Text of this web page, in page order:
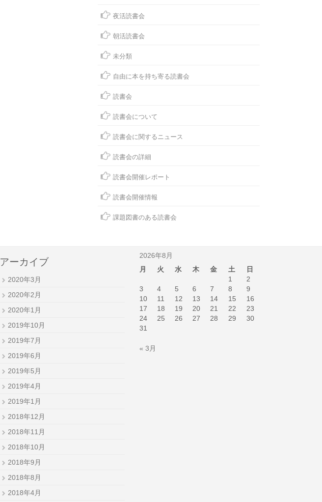
夜活読書会
朝活読書会
未分類
自由に本を持ち寄る読書会
読書会
読書会について
読書会に関するニュース
読書会の詳細
読書会開催レポート
読書会開催情報
課題図書のある読書会
アーカイブ
2020年3月
2020年2月
2020年1月
2019年10月
2019年7月
2019年6月
2019年5月
2019年4月
2019年1月
2018年12月
2018年11月
2018年10月
2018年9月
2018年8月
2018年4月
2026年8月
月
火 水 木 金 土
日
1
2
3
4 5 6 7 8
9
10
11 12 13 14 15
16
17
18 19 20 21 22
23
24
25 26 27 28 29
30
31
« 3月